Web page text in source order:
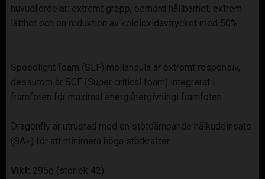
huvudfördelar: extremt grepp, oerhörd hållbarhet, extrem
lätthet och en reduktion av koldioxidavtrycket med 50%.
Speedlight foam (SLF) mellansula är extremt responsiv,
dessutom är SCF (Super critical foam) integrerat i
framfoten för maximal energiåtergivningi framfoten.
Dragonfly är utrustad med en stötdämpande hälkuddinsats
(SA+) för att minimera höga stötkrafter.
Vikt: 295g (storlek 42)